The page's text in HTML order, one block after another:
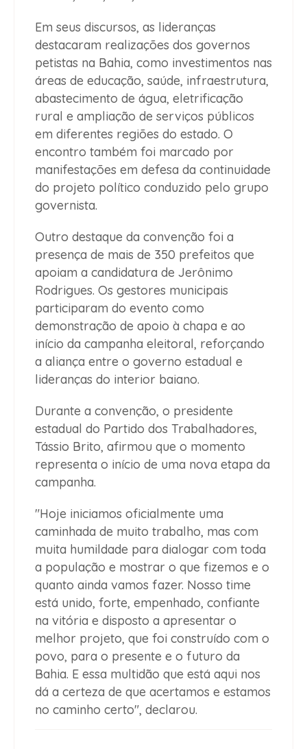
Em seus discursos, as lideranças
destacaram realizações dos governos
petistas na Bahia, como investimentos nas
áreas de educação, saúde, infraestrutura,
abastecimento de água, eletrificação
rural e ampliação de serviços públicos
em diferentes regiões do estado. O
encontro também foi marcado por
manifestações em defesa da continuidade
do projeto político conduzido pelo grupo
governista.
Outro destaque da convenção foi a
presença de mais de 350 prefeitos que
apoiam a candidatura de Jerônimo
Rodrigues. Os gestores municipais
participaram do evento como
demonstração de apoio à chapa e ao
início da campanha eleitoral, reforçando
a aliança entre o governo estadual e
lideranças do interior baiano.
Durante a convenção, o presidente
estadual do Partido dos Trabalhadores,
Tássio Brito, afirmou que o momento
representa o início de uma nova etapa da
campanha.
"Hoje iniciamos oficialmente uma
caminhada de muito trabalho, mas com
muita humildade para dialogar com toda
a população e mostrar o que fizemos e o
quanto ainda vamos fazer. Nosso time
está unido, forte, empenhado, confiante
na vitória e disposto a apresentar o
melhor projeto, que foi construído com o
povo, para o presente e o futuro da
Bahia. E essa multidão que está aqui nos
dá a certeza de que acertamos e estamos
no caminho certo", declarou.